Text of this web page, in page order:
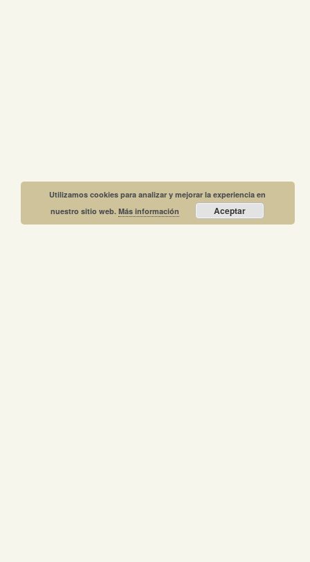
Utilizamos cookies para analizar y mejorar la experiencia en
nuestro sitio web.Más información Aceptar